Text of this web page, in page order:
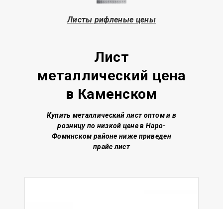
Листы рифленые цены
Лист
металлический цена
в Каменском
Купить металлический лист оптом и в
розницу по низкой ценев Наро-
Фоминском районе ниже приведен
прайс лист